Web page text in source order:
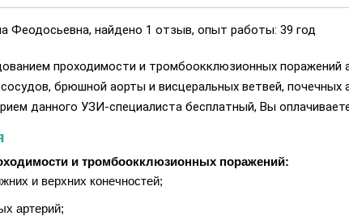
Феодосьевна, найдено 1 отзыв, опыт работы: 39 год
проходимости и тромбоокклюзионных поражений
брюшной аорты и висцеральных ветвей,
данного УЗИ-специалиста бесплатный, Вы
и тромбоокклюзионных поражений:
и верхних конечностей;
артерий;